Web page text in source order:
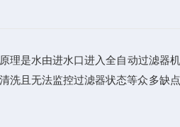
理是水由进水口进入全自动过滤器
洗且无法监控过滤器状态等众多缺